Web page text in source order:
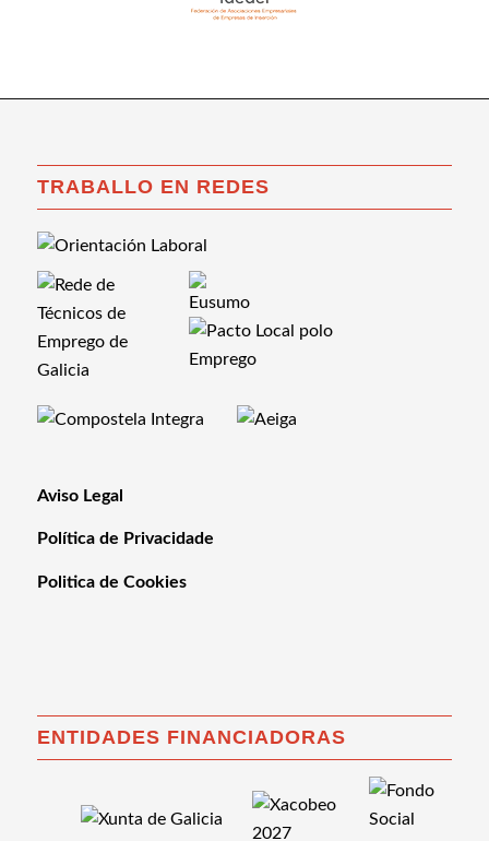
TRABALLO EN REDES
Aviso Legal
Política de Privacidade
Politica de Cookies
ENTIDADES FINANCIADORAS